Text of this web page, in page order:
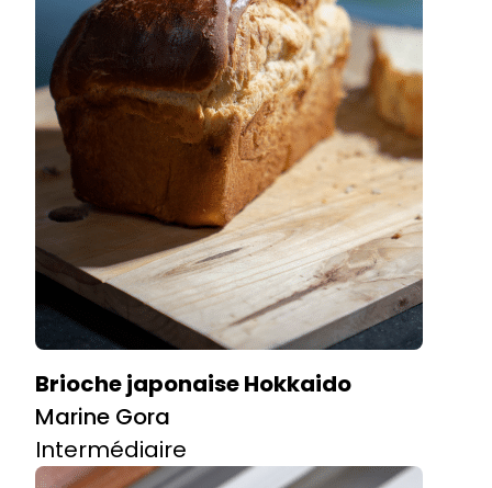
Brioche japonaise Hokkaido
Marine Gora
Intermédiaire